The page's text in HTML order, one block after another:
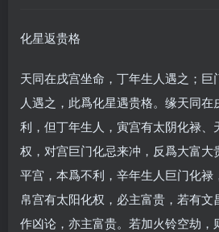
化星返贵格
天同在戌宫坐命，丁年生人遇之；巨
人遇之，此爲化星遇贵格。缘天同在
利，但丁年生人，寅宫有太阴化禄、
权，对宫巨门化忌来冲，反爲大富大
平宫，本爲不利，辛年生人巨门化禄
帛宫有太阳化权，必主富贵，若有
作凶论，亦主富贵。若加火铃空劫，